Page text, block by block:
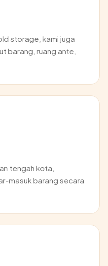
storage, kami juga
barang, ruang ante,
tengah kota,
masuk barang secara